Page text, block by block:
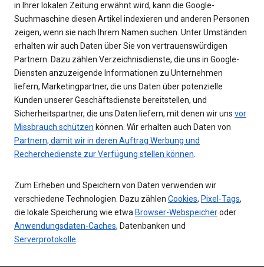
in Ihrer lokalen Zeitung erwähnt wird, kann die Google-
Suchmaschine diesen Artikel indexieren und anderen Personen
zeigen, wenn sie nach Ihrem Namen suchen. Unter Umständen
erhalten wir auch Daten über Sie von vertrauenswürdigen
Partnern. Dazu zählen Verzeichnisdienste, die uns in Google-
Diensten anzuzeigende Informationen zu Unternehmen
liefern, Marketingpartner, die uns Daten über potenzielle
Kunden unserer Geschäftsdienste bereitstellen, und
Sicherheitspartner, die uns Daten liefern, mit denen wir uns vor
Missbrauch schützen können. Wir erhalten auch Daten von
Partnern, damit wir in deren Auftrag Werbung und
Recherchedienste zur Verfügung stellen können
Zum Erheben und Speichern von Daten verwenden wir
verschiedene Technologien. Dazu zählen Cookies, Pixel-Tags,
die lokale Speicherung wie etwa Browser-Webspeicheroder
Anwendungsdaten-Caches, Datenbanken und
Serverprotokolle